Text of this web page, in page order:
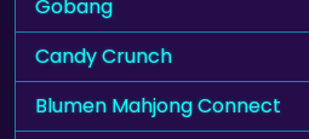
Gobang
Candy Crunch
Blumen Mahjong Connect